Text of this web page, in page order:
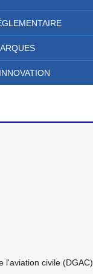
l'aviation civile (DGAC)